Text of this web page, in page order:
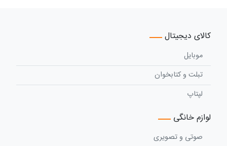
کالای دیجیتال
موبایل
تبلت و کتابخوان
لپتاپ
لوازم خانگی
صوتی و تصویری